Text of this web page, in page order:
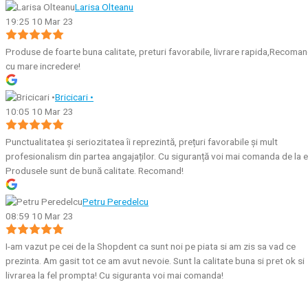
Larisa Olteanu
19:25 10 Mar 23
Produse de foarte buna calitate, preturi favorabile, livrare
cu mare incredere!
Bricicari •
10:05 10 Mar 23
Punctualitatea și seriozitatea îi reprezintă, prețuri favorabile și mult
profesionalism din partea angajaților. Cu siguranță voi mai comanda de la
Produsele sunt de bună calitate. Recomand!
Petru Peredelcu
08:59 10 Mar 23
I-am vazut pe cei de la Shopdent ca sunt noi pe piata si am zis sa vad ce
prezinta. Am gasit tot ce am avut nevoie. Sunt la calitate buna si pret ok si
livrarea la fel prompta! Cu siguranta voi mai comanda!